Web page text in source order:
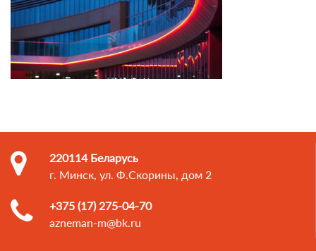
220114 Беларусь
г. Минск, ул. Ф.Скорины, дом 2
+375 (17) 275-04-70
azneman-m@bk.ru